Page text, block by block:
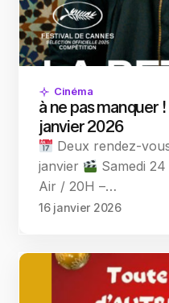
Cinéma
à ne pas manquer
janvier 2026
Deux rendez-
janvier
Samedi
Air / 20H –…
16 janvier 2026